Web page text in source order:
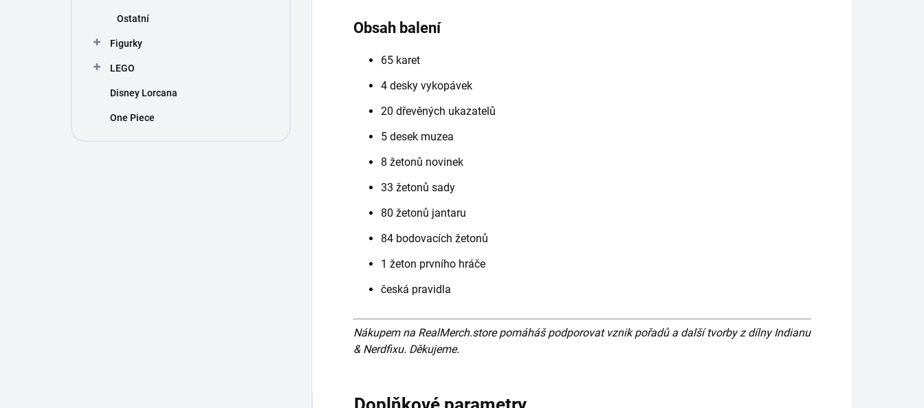
Ostatní
Figurky
LEGO
Disney Lorcana
One Piece
Obsah balení
65 karet
4 desky vykopávek
20 dřevěných ukazatelů
5 desek muzea
8 žetonů novinek
33 žetonů sady
80 žetonů jantaru
84 bodovacích žetonů
1 žeton prvního hráče
česká pravidla
Nákupem na RealMerch.store pomáháš podporovat vznik pořadů a další tvorby z dílny Indianu
& Nerdfixu. Děkujeme.